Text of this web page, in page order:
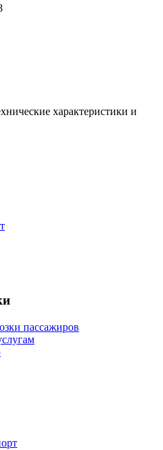
характеристики и
пассажиров